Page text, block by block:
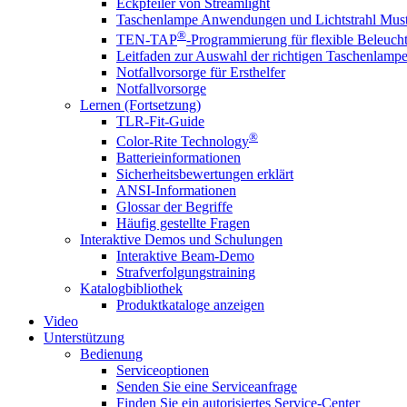
Taschenlampe Anwendungen und Lichtstrahl
TEN-TAP®-Programmierung für flexible
Leitfaden zur Auswahl der richtigen Taschenlampe
Notfallvorsorge für Ersthelfer
Notfallvorsorge
Lernen (Fortsetzung)
TLR-Fit-Guide
Color-Rite Technology®
Batterieinformationen
Sicherheitsbewertungen erklärt
ANSI-Informationen
Glossar der Begriffe
Häufig gestellte Fragen
Interaktive Demos und Schulungen
Interaktive Beam-Demo
Strafverfolgungstraining
Katalogbibliothek
Produktkataloge anzeigen
Video
Unterstützung
Bedienung
Serviceoptionen
Senden Sie eine Serviceanfrage
Finden Sie ein autorisiertes Service-Center